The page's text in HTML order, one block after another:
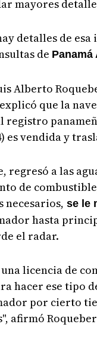
mayores
detalles de
de Panamá
Alberto
explicó que la
registro
es vendida y
regresó a las
de
se le
hasta
el radar.
licencia de
hacer ese tipo
por cierto
afirmó